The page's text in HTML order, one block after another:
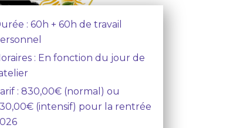
: 60h + 60h de travail
: En fonction du jour de
: 830,00€ (normal) ou
(intensif) pour la rentrée